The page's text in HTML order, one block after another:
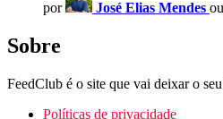
por José Elias Mendes
Sobre
FeedClub é o site que vai deixar o
Políticas de privacidade